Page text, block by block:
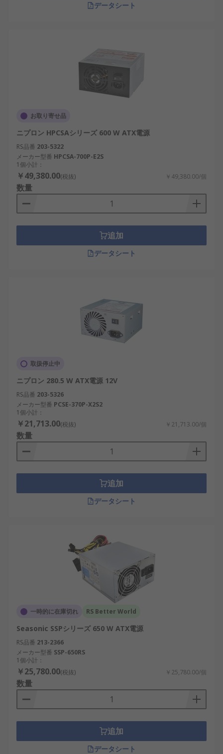
SilverStone：SFX電源や小型PC向けのコンパ
クト電源に特化。
Delta Electronics：データセンターやAIコン
ピューティング向けの産業用・冗長電源を製
Enermax：デスクトップPCやプロフェッショ
ナルワークステーション向けの高効率電源を
提供。
PC電源は、コンピュータシステムの安定した動作と
効率的な電力管理を保証する重要なコンポーネント
です。家庭用PCだけでなく、産業用途、AIワークス
テーション、半導体製造にも欠かせません。適切な
電源を選択することで、システムの最適な性能を維
持し、信頼性を確保できます。
PC電源用RSコンポーネントのご紹
イヤー、販売店、製造元として世界的に認知されて
います。当社の製品は、日本の最高水準の性能と信
頼性を満たすように設計されています。さらに、産
業用から革新的なプロジェクトまで、さまざまな用
途に対応する幅広いPC電源を卸売価格で提供してい
ます。PC電源を選択する際、RSはおすすめ品と交
換部品を低価格で提供します。配送サービスと料金
の詳細については、配送ページ
データシート
お取り寄せ品
ニプロン HPCSAシリーズ 600 W ATX電源
RS品番 203-5322
メーカー型番 HPCSA-700P-E2S
1個小計：
￥49,380.00(税抜) ￥49,380.00/個
数量
追加
データシート
取扱停止中
ニプロン 280.5 W ATX電源 12V
RS品番 203-5326
メーカー型番 PCSE-370P-X2S2
1個小計：
￥21,713.00(税抜) ￥21,713.00/個
数量
追加
データシート
一時的に在庫切れ RS Better World
Seasonic SSPシリーズ 650 W ATX電源
RS品番 213-2366
メーカー型番 SSP-650RS
1個小計：
￥25,780.00(税抜) ￥25,780.00/個
数量
追加
データシート